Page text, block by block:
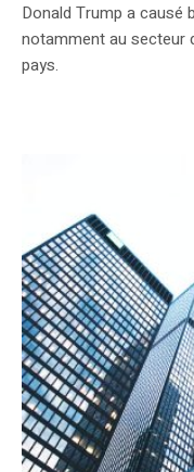
Donald Trump a causé
notamment au secteur
pays.